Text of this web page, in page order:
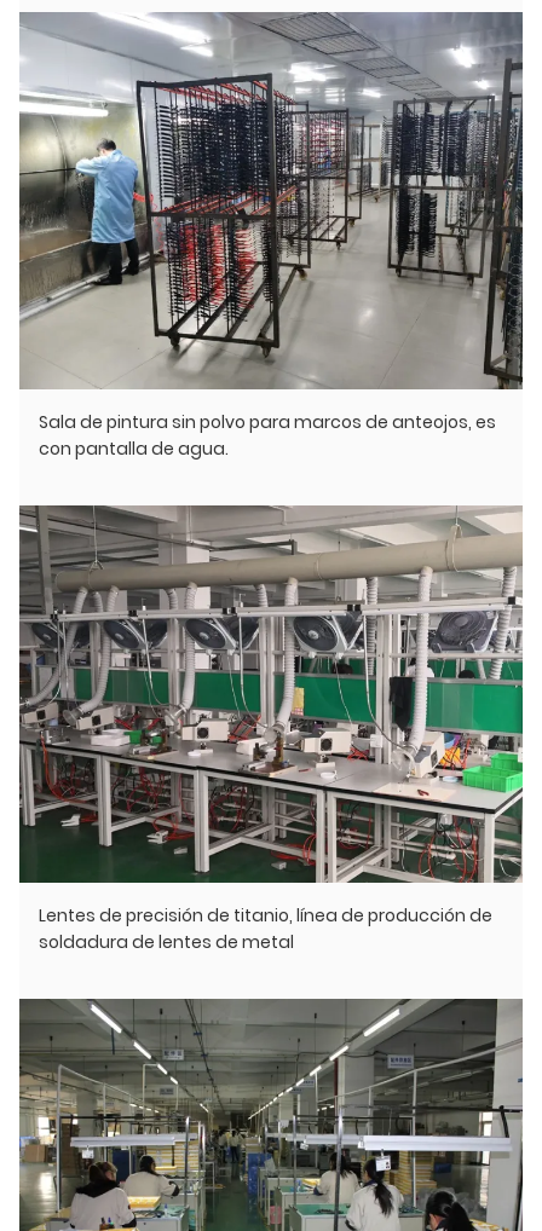
Sala de pintura sin polvo para marcos de anteojos, es
con pantalla de agua.
Lentes de precisión de titanio, línea de producción de
soldadura de lentes de metal